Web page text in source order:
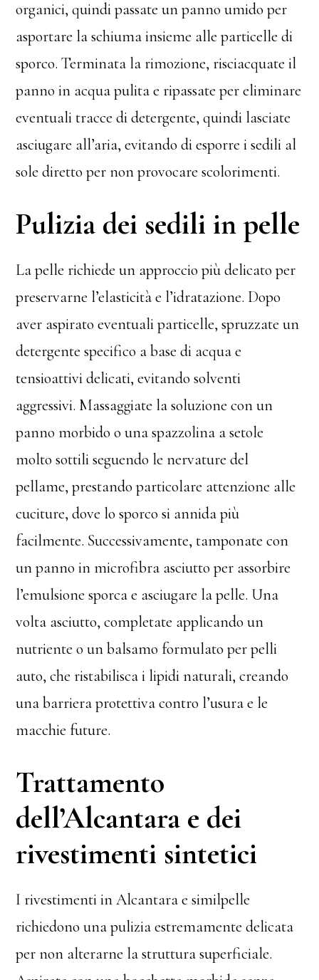
organici, quindi passate un panno umido per
asportare la schiuma insieme alle particelle di
sporco. Terminata la rimozione, risciacquate il
panno in acqua pulita e ripassate per eliminare
eventuali tracce di detergente, quindi lasciate
asciugare all’aria, evitando di esporre i sedili al
sole diretto per non provocare scolorimenti.
Pulizia dei sedili in pelle
La pelle richiede un approccio più delicato per
preservarne l’elasticità e l’idratazione. Dopo
aver aspirato eventuali particelle, spruzzate un
detergente specifico a base di acqua e
tensioattivi delicati, evitando solventi
aggressivi. Massaggiate la soluzione con un
panno morbido o una spazzolina a setole
molto sottili seguendo le nervature del
pellame, prestando particolare attenzione alle
cuciture, dove lo sporco si annida più
facilmente. Successivamente, tamponate con
un panno in microfibra asciutto per assorbire
l’emulsione sporca e asciugare la pelle. Una
volta asciutto, completate applicando un
nutriente o un balsamo formulato per pelli
auto, che ristabilisca i lipidi naturali, creando
una barriera protettiva contro l’usura e le
macchie future.
Trattamento
dell’Alcantara e dei
rivestimenti sintetici
I rivestimenti in Alcantara e similpelle
richiedono una pulizia estremamente delicata
per non alterarne la struttura superficiale.